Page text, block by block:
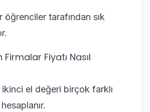
öğrenciler tarafından sık
Fiyatı Nasıl
el değeri birçok farklı